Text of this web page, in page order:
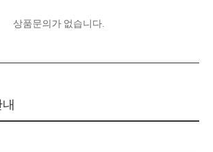
상품문의가 없습니다.